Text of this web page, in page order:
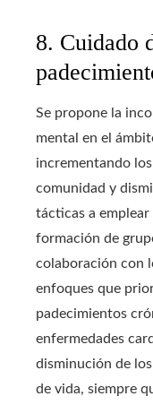
8. Cuidado
Se propone la
mental en el
incrementando
comunidad y
tácticas a
formación de
colaboración con
enfoques que
padecimientos
enfermedades
disminución de
de vida, siempre